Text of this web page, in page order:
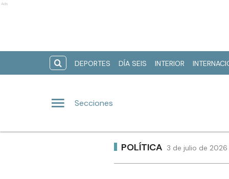
Ads
DEPORTES DÍA SEIS INTERIOR
Secciones
POLÍTICA 3 de julio de